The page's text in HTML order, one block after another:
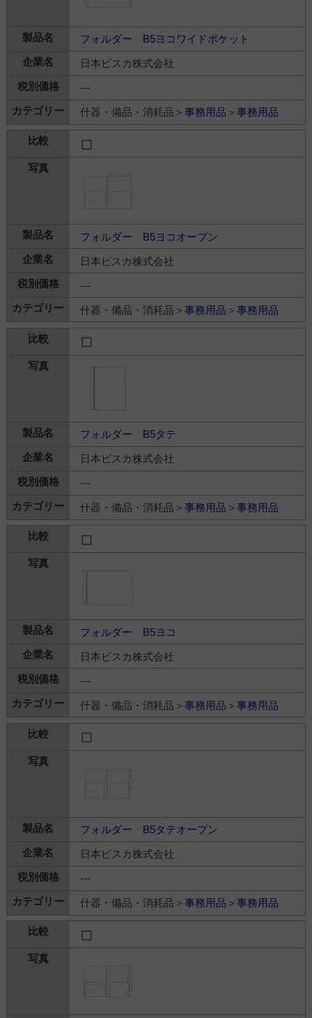
フォルダー B5ヨコワイドポケット
日本ビスカ株式会社
---
什器・備品・消耗品＞ 事務用品 ＞ 事務用品
フォルダー B5ヨコオープン
日本ビスカ株式会社
---
什器・備品・消耗品＞ 事務用品 ＞ 事務用品
フォルダー B5タテ
日本ビスカ株式会社
---
什器・備品・消耗品＞ 事務用品 ＞ 事務用品
フォルダー B5ヨコ
日本ビスカ株式会社
---
什器・備品・消耗品＞ 事務用品 ＞ 事務用品
フォルダー B5タテオープン
日本ビスカ株式会社
---
什器・備品・消耗品＞ 事務用品 ＞ 事務用品